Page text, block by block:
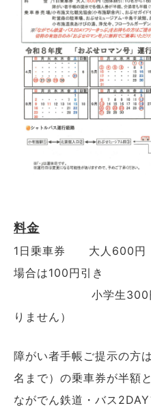
料金
1日乗車券 大人600円
場合は100円引き
小学生300円（小
りません）
障がい者手帳ご提示の方
名まで）の乗車券が半額
ながでん鉄道・バス